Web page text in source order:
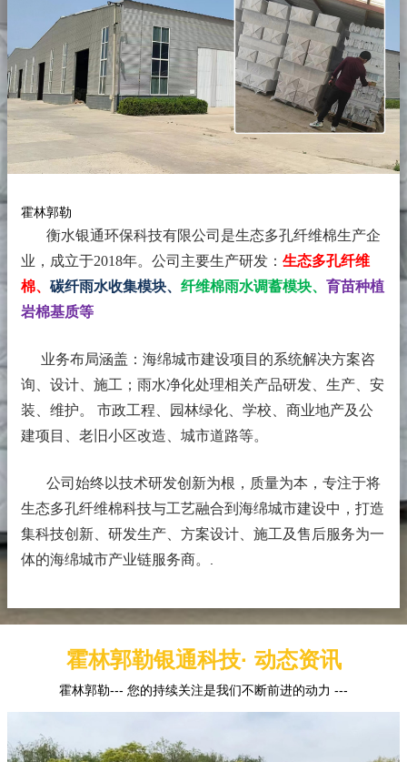
霍林郭勒
衡水银通环保科技有限公司是生态多孔纤维棉生产企
业，成立于2018年。 公司主要生产研发： 生态多孔纤维
棉、 碳纤雨水收集模块、 纤维棉雨水调蓄模块、 育苗种植
岩棉基质等
业务布局涵盖：海绵城市建设项目的系统解决方案咨
询、设计、施工；雨水净化处理相关产品研发、生产、安
装、维护。 市政工程、园林绿化、学校、商业地产及公
建项目、老旧小区改造、城市道路等。
公司始终以技术研发创新为根，质量为本，专注于将
生态多孔纤维棉科技与工艺融合到海绵城市建设中，打造
集科技创新、研发生产、方案设计、施工及售后服务为一
体的海绵城市产业链服务商。
霍林郭勒银通科技· 动态资讯
霍林郭勒--- 您的持续关注是我们不断前进的动力 ---